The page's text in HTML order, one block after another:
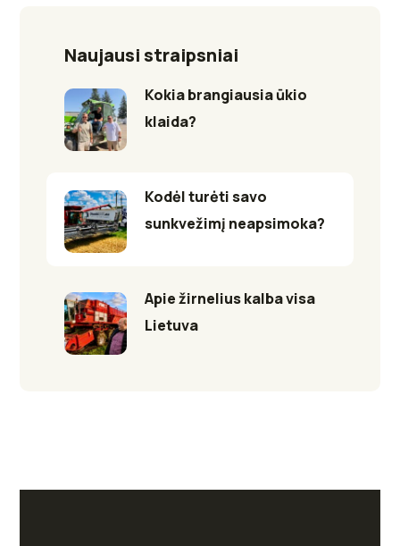
Naujausi straipsniai
Kokia brangiausia ūkio
klaida?
Kodėl turėti savo
sunkvežimį neapsimoka?
Apie žirnelius kalba visa
Lietuva